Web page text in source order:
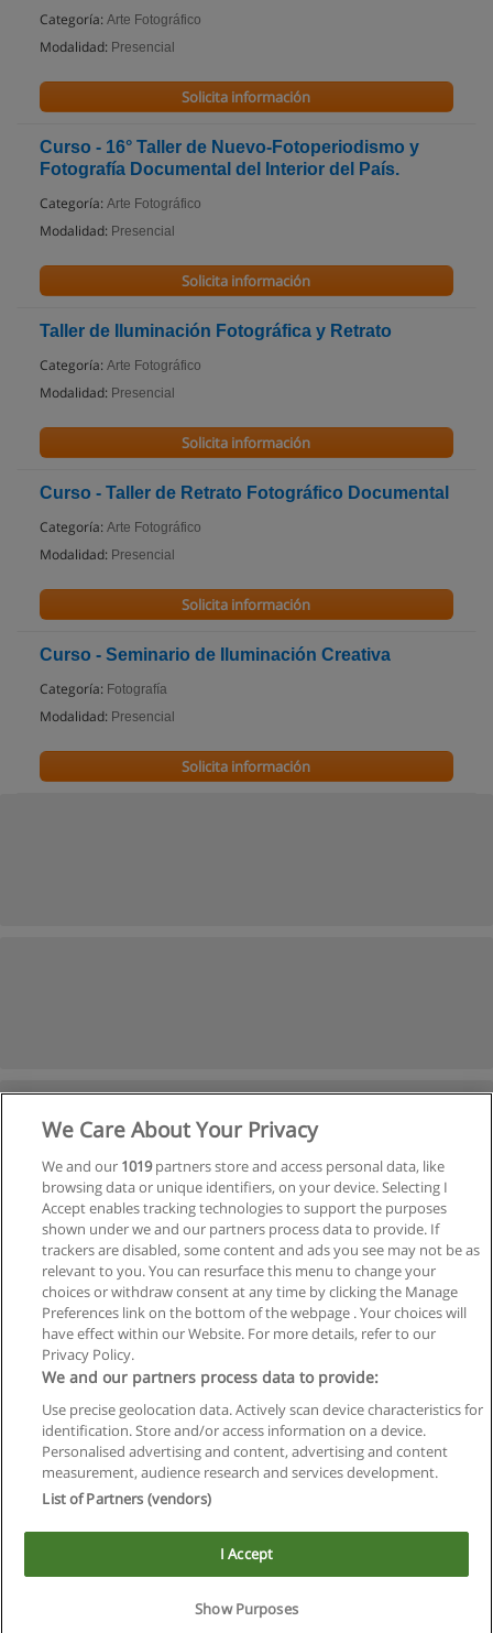
Solicita información
Categoría: Arte Fotográfico
Modalidad: Presencial
Solicita información
Curso - 16° Taller de Nuevo-Fotoperiodismo y
Fotografía Documental del Interior del País.
Categoría: Arte Fotográfico
Modalidad: Presencial
Solicita información
Taller de Iluminación Fotográfica y Retrato
Categoría: Arte Fotográfico
Modalidad: Presencial
Solicita información
Curso - Taller de Retrato Fotográfico Documental
Categoría: Arte Fotográfico
Modalidad: Presencial
Solicita información
Curso - Seminario de Iluminación Creativa
Categoría: Fotografía
Modalidad: Presencial
Solicita información
Ver cursos históricos
Privacidad de datos
Contactar con Educaedu
Copyright © Educaedu Business S.L. - CIF : B-95610580: -
Este sitio utiliza cookies.
Si continua navegando, consideramos que acepta su uso.
|
We Care About Your Privacy
We and our 1019partners store and access personal data, like
browsing data or unique identifiers, on your device. Selecting I
Accept enables tracking technologies to support the purposes
shown under we and our partners process data to provide. If
trackers are disabled, some content and ads you see may not be as
relevant to you. You can resurface this menu to change your
choices or withdraw consent at any time by clicking the Manage
Preferences link on the bottom of the webpage . Your choices will
have effect within our Website. For more details, refer to our
Privacy Policy.
We and our partners process data to provide:
Use precise geolocation data. Actively scan device characteristics for
identification. Store and/or access information on a device.
Personalised advertising and content, advertising and content
measurement, audience research and services development.
List of Partners (vendors)
I Accept
Show Purposes